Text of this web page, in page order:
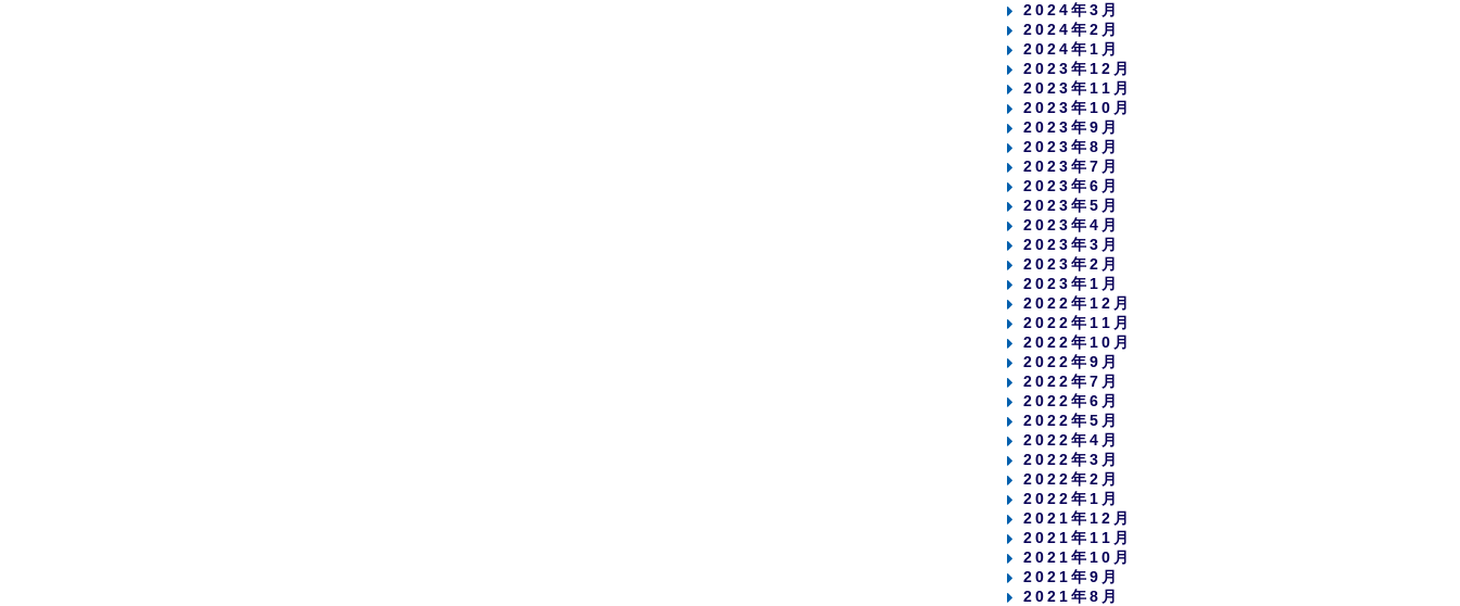
2024年3月
2024年2月
2024年1月
2023年12月
2023年11月
2023年10月
2023年9月
2023年8月
2023年7月
2023年6月
2023年5月
2023年4月
2023年3月
2023年2月
2023年1月
2022年12月
2022年11月
2022年10月
2022年9月
2022年7月
2022年6月
2022年5月
2022年4月
2022年3月
2022年2月
2022年1月
2021年12月
2021年11月
2021年10月
2021年9月
2021年8月